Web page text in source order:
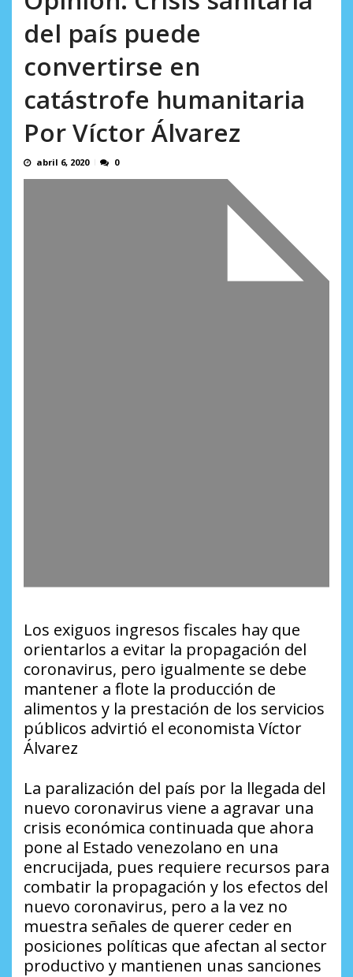
del país puede
convertirse en
catástrofe humanitaria
Por Víctor Álvarez
abril 6, 2020 0
Los exiguos ingresos fiscales hay que
orientarlos a evitar la propagación del
coronavirus, pero igualmente se debe
mantener a flote la producción de
alimentos y la prestación de los servicios
públicos advirtió el economista Víctor
Álvarez
La paralización del país por la llegada del
nuevo coronavirus viene a agravar una
crisis económica continuada que ahora
pone al Estado venezolano en una
encrucijada, pues requiere recursos para
combatir la propagación y los efectos del
nuevo coronavirus, pero a la vez no
muestra señales de querer ceder en
posiciones políticas que afectan al sector
productivo y mantienen unas sanciones